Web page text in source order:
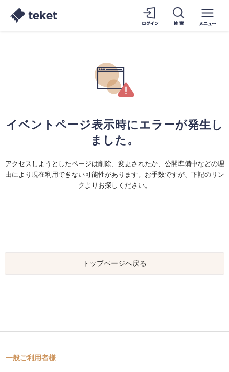
イベントページ表示時にエラーが発生し
ました。
アクセスしようとしたページは削除、変更されたか、公開準備中などの理
由により現在利用できない可能性があります。お手数ですが、下記のリン
クよりお探しください。
トップページへ戻る
一般ご利用者様